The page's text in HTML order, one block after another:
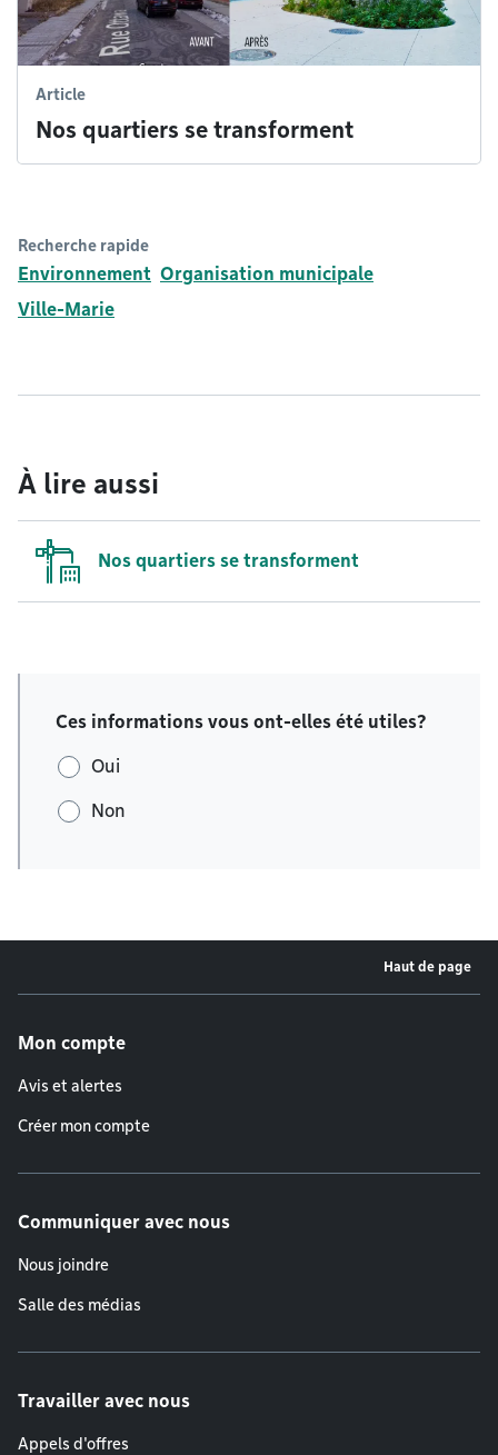
Article
Nos quartiers se transforment
Recherche rapide
Environnement Organisation municipale
Ville-Marie
À lire aussi
Nos quartiers se transforment
Ces informations vous ont-elles été utiles?
Oui
Non
Haut de page
Mon compte
Avis et alertes
Créer mon compte
Communiquer avec nous
Nous joindre
Salle des médias
Travailler avec nous
Appels d'offres